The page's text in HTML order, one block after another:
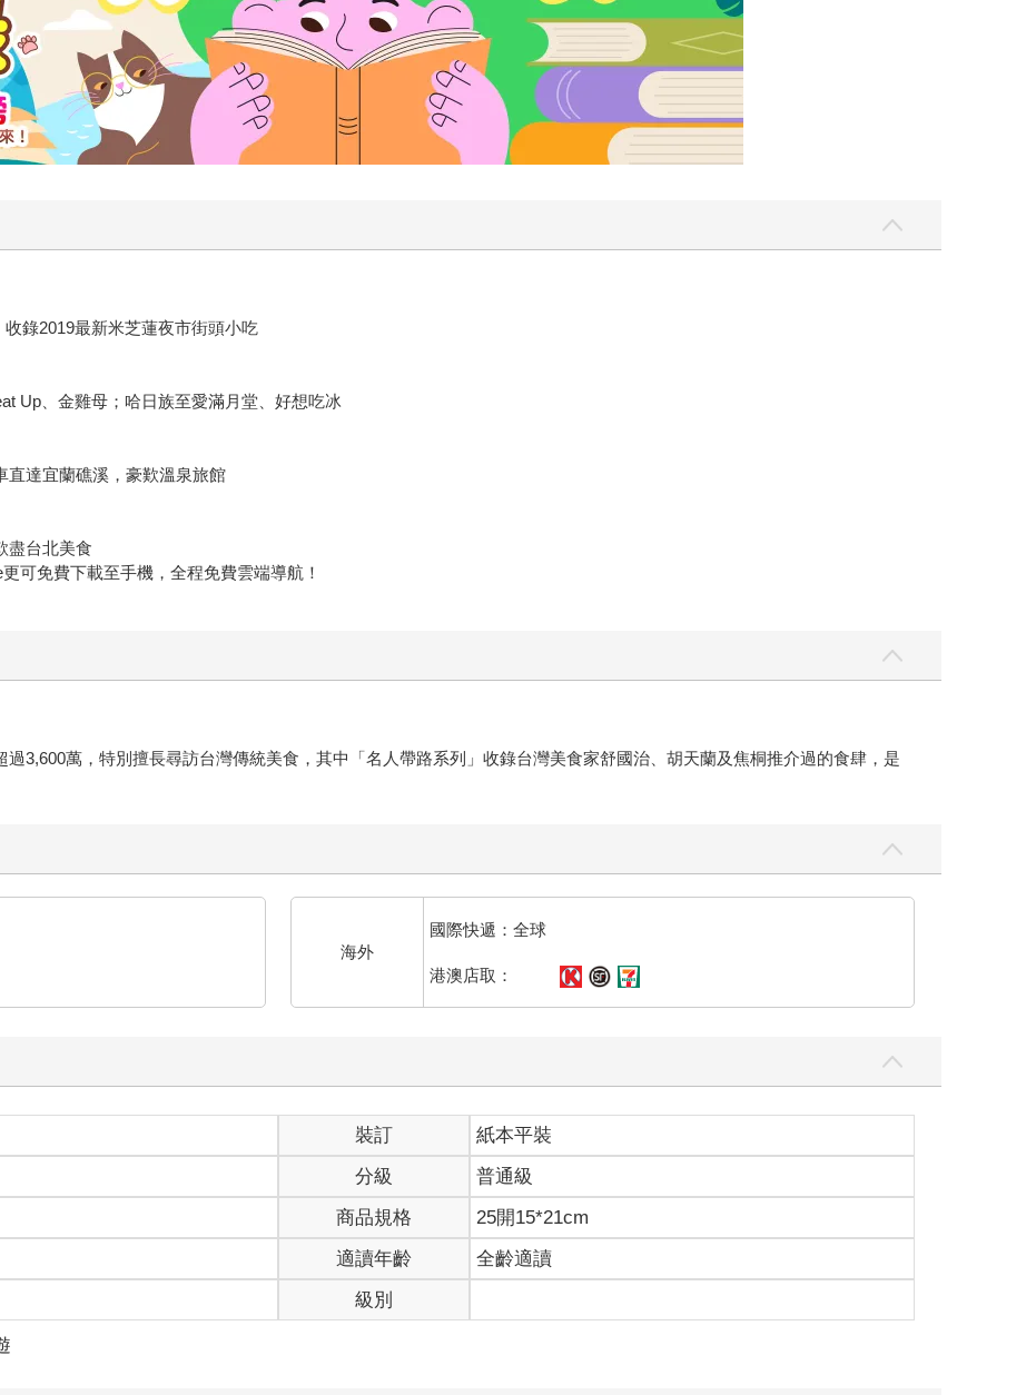
錄2019最新米芝蓮夜市街頭小吃
Up、金雞母；哈日族至愛滿月堂、好想吃冰
直達宜蘭礁溪，豪歎溫泉旅館
盡台北美食
可免費下載至手機，全程免費雲端導航！
3,600萬，特別擅長尋訪台灣傳統美食，其中「名人帶路系列」收錄台灣美食家舒國治、胡天蘭及焦桐推介過的食肆，是
海外
國際快遞：全球
港澳店取：
裝訂
紙本平裝
分級
普通級
商品規格
25開15*21cm
適讀年齡
全齡適讀
級別